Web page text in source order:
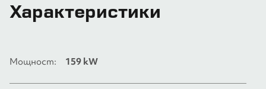
Характеристики
Мощност: 159 kW